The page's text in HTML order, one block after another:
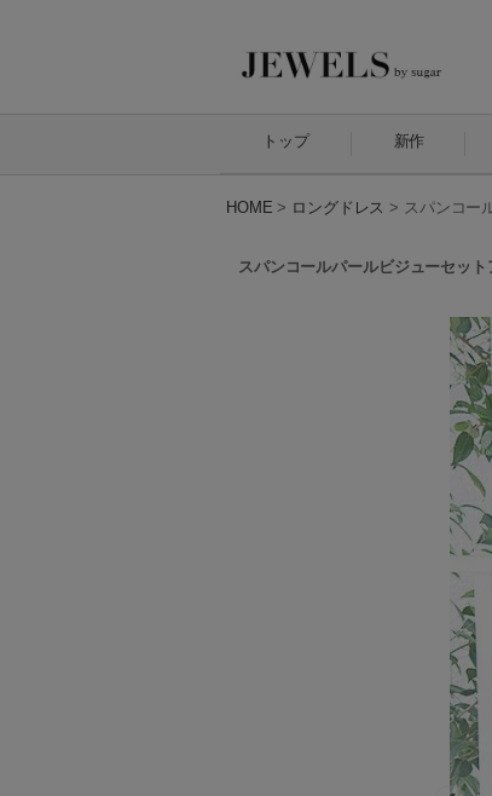
トップ 新作
HOME > ロングドレス > スパンコー
スパンコールパールビジューセッ